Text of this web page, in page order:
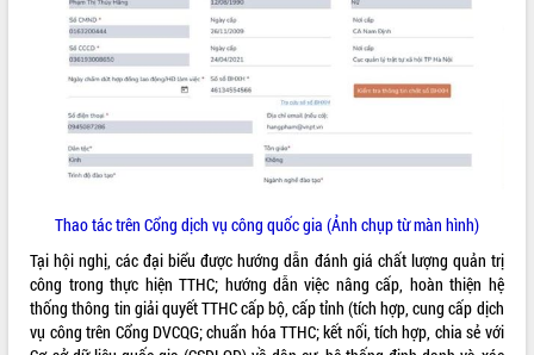
Thao tác trên Cổng dịch vụ công quốc gia (Ảnh chụp từ màn hình)
Tại hội nghị, các đại biểu được hướng dẫn đánh giá chất lượng quản trị
công trong thực hiện TTHC; hướng dẫn việc nâng cấp, hoàn thiện hệ
thống thông tin giải quyết TTHC cấp bộ, cấp tỉnh (tích hợp, cung cấp dịch
vụ công trên Cổng DVCQG; chuẩn hóa TTHC; kết nối, tích hợp, chia sẻ với